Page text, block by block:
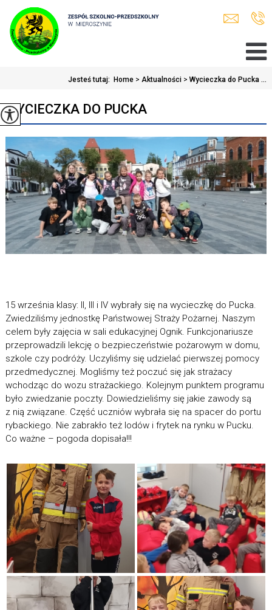
Jesteś tutaj: Home > Aktualności > Wycieczka do Pucka ...
WYCIECZKA DO PUCKA
15 września klasy: II, III i IV wybrały się na wycieczkę do Pucka.
Zwiedziliśmy jednostkę Państwowej Straży Pożarnej. Naszym
celem były zajęcia w sali edukacyjnej Ognik. Funkcjonariusze
przeprowadzili lekcję o bezpieczeństwie pożarowym w domu,
szkole czy podróży. Uczyliśmy się udzielać pierwszej pomocy
przedmedycznej. Mogliśmy też poczuć się jak strażacy
wchodząc do wozu strażackiego. Kolejnym punktem programu
było zwiedzanie poczty. Dowiedzieliśmy się jakie zawody są
z nią związane. Część uczniów wybrała się na spacer do portu
rybackiego. Nie zabrakło też lodów i frytek na rynku w Pucku.
Co ważne – pogoda dopisała!!!